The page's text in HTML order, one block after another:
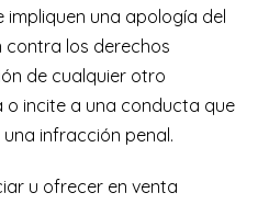
impliquen una apología del
los derechos
de cualquier otro
incite a una conducta que
infracción penal.
u ofrecer en venta